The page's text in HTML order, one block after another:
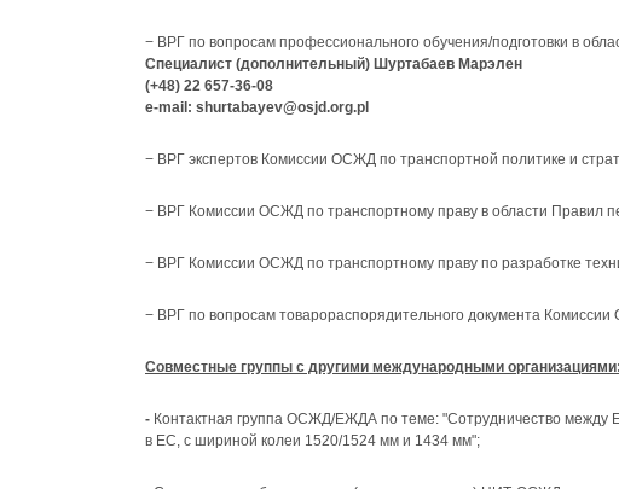
− ВРГ по вопросам профессионального обучения/подготовки в
Специалист (дополнительный) Шуртабаев Марэлен
(+48) 22 657-36-08
e-mail: shurtabayev@osjd.org.pl
− ВРГ экспертов Комиссии ОСЖД по транспортной политике и
− ВРГ Комиссии ОСЖД по транспортному праву в области Правил
− ВРГ Комиссии ОСЖД по транспортному праву по разработке
− ВРГ по вопросам товарораспорядительного документа
Совместные группы с другими международными организациями:
- Контактная группа ОСЖД/ЕЖДА по теме: "Сотрудничес­тво между
в ЕС, с шириной колеи 1520/1524 мм и 1434 мм";